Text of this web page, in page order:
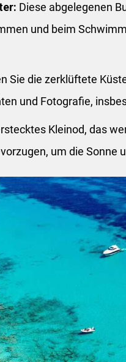
Diese abgelegenen
und beim
Sie die zerklüftete
und Fotografie,
Kleinod, das
um die Sonne